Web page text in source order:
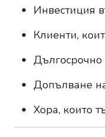
Инвестиция
Клиенти,
Дългосрочно
Допълване
Хора, които